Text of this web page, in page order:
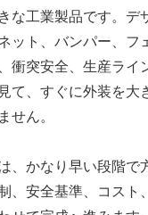
な工業製品です。デ
ット、バンパー、フ
衝突安全、生産ライ
て、すぐに外装を大
せん。
、かなり早い段階で
、安全基準、コスト